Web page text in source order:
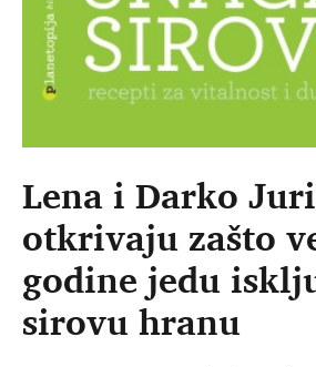
Lena i Darko
otkrivaju zašto
godine jedu
sirovu hranu